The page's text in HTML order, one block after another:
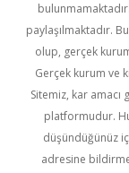
paylaşılmaktadır.
olup, gerçek
Gerçek kurum ve
Sitemiz, kar
platformudur.
düşündüğünüz
adresine